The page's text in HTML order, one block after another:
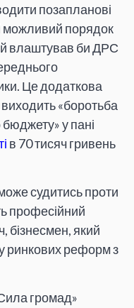
позапланові
можливий порядок
влаштував би ДРС
Це додаткова
«боротьба
бюджету» у пані
в 70 тисяч гривень
судитись проти
професійний
бізнесмен, який
ринкових реформ з
громад»